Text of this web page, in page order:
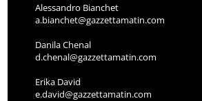
Alessandro Bianchet
a.bianchet@gazzettamatin.com
Danila Chenal
d.chenal@gazzettamatin.com
Erika David
e.david@gazzettamatin.com